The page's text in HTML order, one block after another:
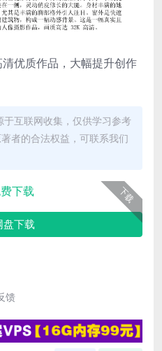
优质作品，大幅提升创作
互联网收集，仅供学习参考
者的合法权益，可联系我们
下载
下载
盘下载
馈